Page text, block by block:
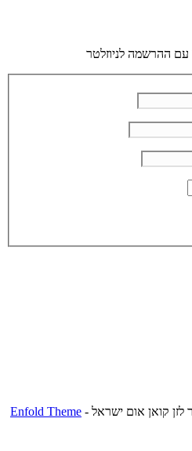
עם ההרשמה לניוזלטר
לזן קואן אום ישראל - Enfold Theme